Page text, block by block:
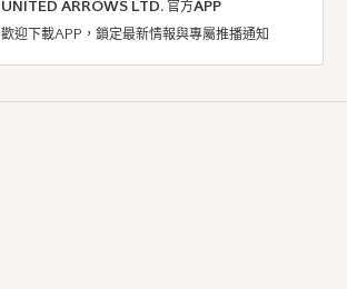
UNITED ARROWS LTD. 官方APP
歡迎下載APP，鎖定最新情報與專屬推播通知